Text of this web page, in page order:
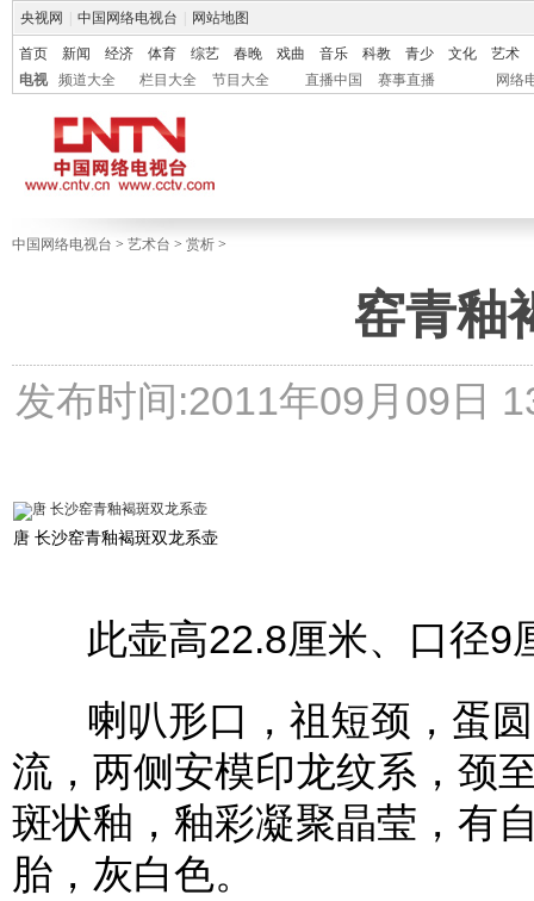
央视网 中国网络电视台 网站地图
首页 新闻 经济 体育 综艺 春晚 戏曲 音乐 科教 青少 文化
艺术
电视
频道大全 栏目大全 节目大全 直播中国 赛事直播 网络
中国网络电视台 > 艺术台 > 赏析 >
窑青釉
发布时间:2011年09月09日
唐 长沙窑青釉褐斑双龙系壶
此壶高22.8厘米、口径9
喇叭形口，祖短颈，蛋圆
流，两侧安模印龙纹系，颈
斑状釉，釉彩凝聚晶莹，有
胎，灰白色。